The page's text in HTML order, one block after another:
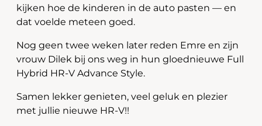
kijken hoe de kinderen in de auto pasten — en
dat voelde meteen goed.
Nog geen twee weken later reden Emre en zijn
vrouw Dilek bij ons weg in hun gloednieuwe Full
Hybrid HR-V Advance Style.
Samen lekker genieten, veel geluk en plezier
met jullie nieuwe HR-V!!